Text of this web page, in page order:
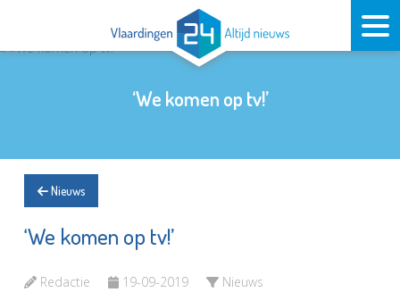
‘We komen op tv!’
Nieuws
‘We komen op tv!’
Redactie 19-09-2019 Nieuws